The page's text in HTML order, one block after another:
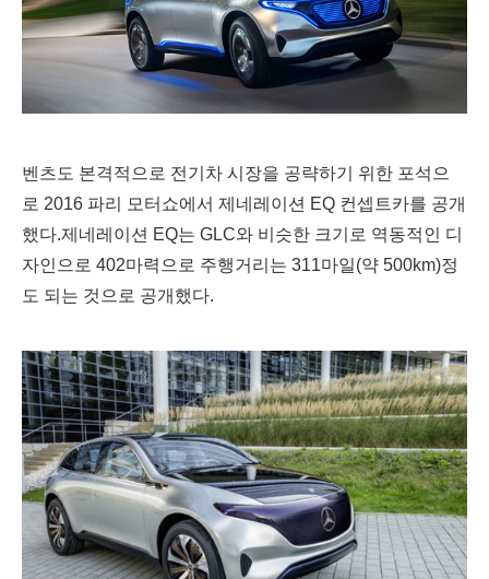
벤츠도 본격적으로 전기차 시장을 공략하기 위한 포석으
로 2016 파리 모터쇼에서 제네레이션 EQ 컨셉트카를 공개
했다.제네레이션 EQ는 GLC와 비슷한 크기로 역동적인 디
자인으로 402마력으로 주행거리는 311마일(약 500km)정
도 되는 것으로 공개했다.